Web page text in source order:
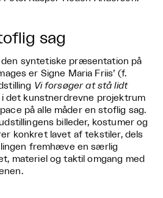
sag
den syntetiske præsentation på
er Signe Maria Friis’ (f.
Vi forsøger at stå lidt
i det kunstnerdrevne projektrum
på alle måder en stoflig sag.
billeder, kostumer og
konkret lavet af tekstiler, dels
fremhæve en særlig
materiel og taktil omgang med